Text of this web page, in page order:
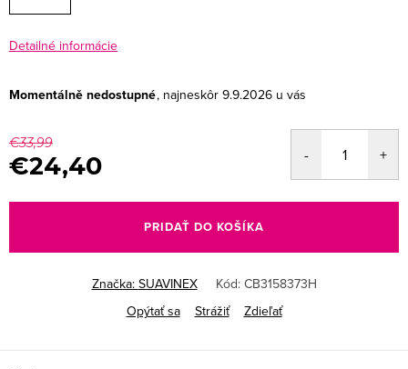
Detailné informácie
Momentálně nedostupné 9.9.2026
€33,99
€24,40
cena:
PRIDAŤ DO KOŠÍKA
Značka: SUAVINEX Kód: CB3158373H
Opýtať sa
Strážiť Zdieľať